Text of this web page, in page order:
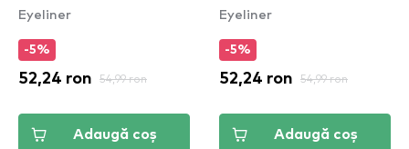
- Don't Pink Twice
Eyeliner
-5%
52,24 ron 54,99 ron
Adaugă coș
White Smoke (ESL01)
Eyeliner
-5%
52,24 ron 54,99 ron
Adaugă coș